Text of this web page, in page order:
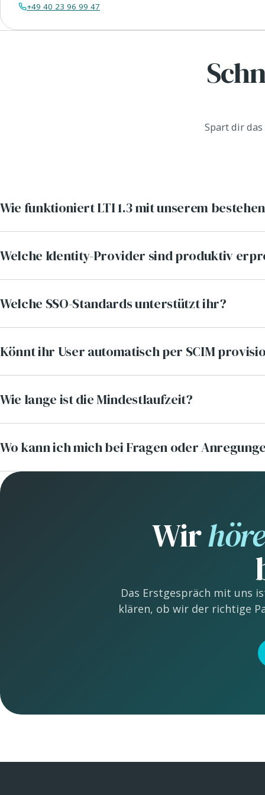
in
+49 40 23 96 99 47
Spart dir
Wie funktioniert LTI 1.3 mit unserem
Welche Identity-Provider sind produktiv
Welche SSO-Standards unterstützt ihr?
Könnt ihr User automatisch per SCIM
Wie lange ist die Mindestlaufzeit?
Wo kann ich mich bei Fragen oder
Wir
Das Erstgespräch mit uns
klären, ob wir der richtige